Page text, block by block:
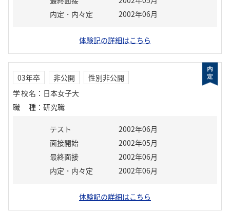
内定・内々定
2002年06月
体験記の詳細はこちら
03年卒 非公開
性別非公開
学校名 ： 日本女子大
職種 ： 研究職
テスト
2002年06月
面接開始
2002年05月
最終面接
2002年06月
内定・内々定
2002年06月
体験記の詳細はこちら